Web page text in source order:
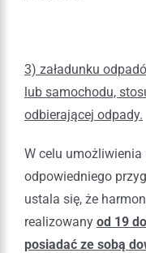
3) załadunku
lub samochodu,
odbierającej odpady.
W celu
odpowiedniego
ustala się, że
realizowany od 19
posiadać ze sobą